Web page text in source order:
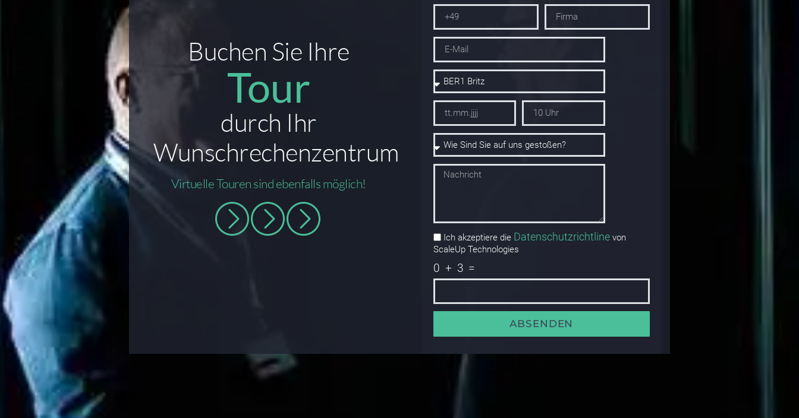
Buchen Sie Ihre
Tour
durch Ihr
Wunschrechenzentrum
Virtuelle Touren sind ebenfalls möglich!
Ich akzeptiere die Datenschutzrichtlinevon
ScaleUp Technologies
0 + 3 =
ABSENDEN